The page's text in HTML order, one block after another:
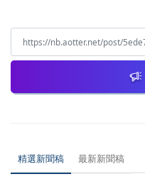
精選新聞稿 最新新聞稿